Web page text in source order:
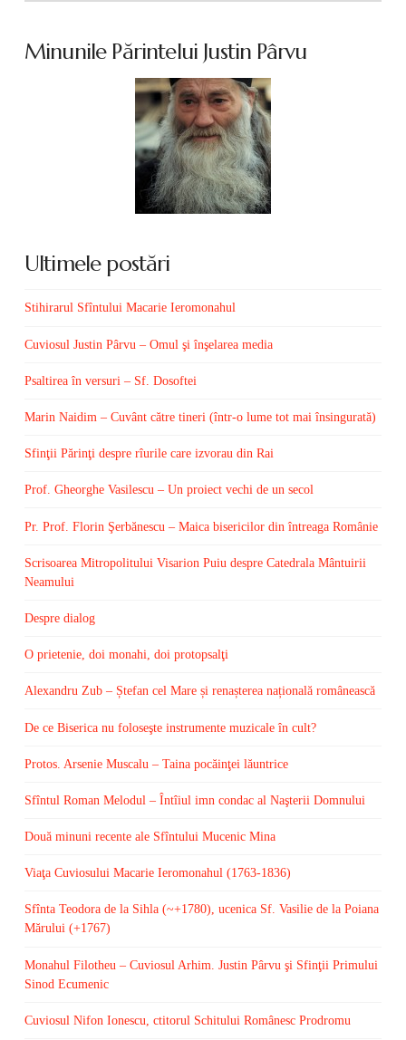
Minunile Părintelui Justin Pârvu
Ultimele postări
Stihirarul Sfîntului Macarie Ieromonahul
Cuviosul Justin Pârvu – Omul şi înşelarea media
Psaltirea în versuri – Sf. Dosoftei
Marin Naidim – Cuvânt către tineri (într-o lume tot mai însingurată)
Sfinţii Părinţi despre rîurile care izvorau din Rai
Prof. Gheorghe Vasilescu – Un proiect vechi de un secol
Pr. Prof. Florin Şerbănescu – Maica bisericilor din întreaga Românie
Scrisoarea Mitropolitului Visarion Puiu despre Catedrala Mântuirii
Neamului
Despre dialog
O prietenie, doi monahi, doi protopsalţi
Alexandru Zub – Ștefan cel Mare și renașterea națională românească
De ce Biserica nu foloseşte instrumente muzicale în cult?
Protos. Arsenie Muscalu – Taina pocăinţei lăuntrice
Sfîntul Roman Melodul – Întîiul imn condac al Naşterii Domnului
Două minuni recente ale Sfîntului Mucenic Mina
Viaţa Cuviosului Macarie Ieromonahul (1763-1836)
Sfînta Teodora de la Sihla (~+1780), ucenica Sf. Vasilie de la Poiana
Mărului (+1767)
Monahul Filotheu – Cuviosul Arhim. Justin Pârvu şi Sfinţii Primului
Sinod Ecumenic
Cuviosul Nifon Ionescu, ctitorul Schitului Românesc Prodromu